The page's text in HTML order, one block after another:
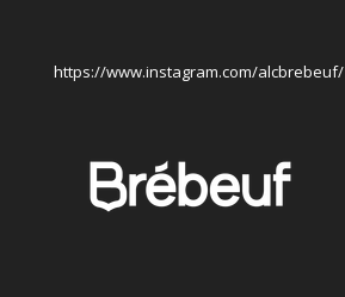
https://www.instagram.com/alcbrebeuf/